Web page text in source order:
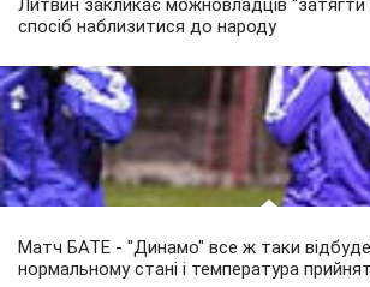
Литвин закликає можновладців "затягти
спосіб наблизитися до народу
Матч БАТЕ - "Динамо" все ж таки
нормальному стані і температура